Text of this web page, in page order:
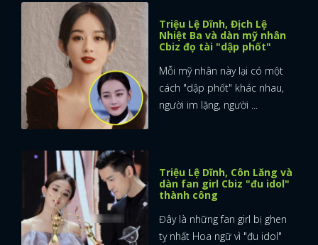
Triệu Lệ Dĩnh, Địch Lệ
Nhiệt Ba và dàn mỹ nhân
Cbiz đọ tài "dập phốt"
Mỗi mỹ nhân này lại có một
cách "dập phốt" khác nhau,
người im lặng, người ...
Triệu Lệ Dĩnh, Côn Lăng và
dàn fan girl Cbiz "đu idol"
thành công
Đây là những fan girl bị ghen
tỵ nhất Hoa ngữ vì "đu idol"